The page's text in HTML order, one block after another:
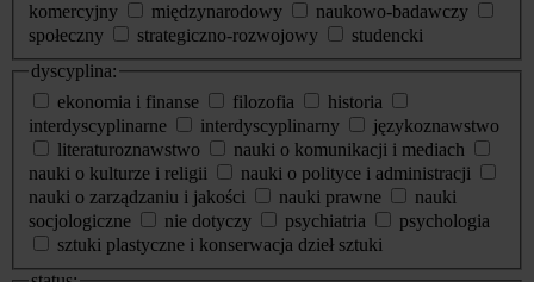
komercyjny
międzynarodowy
naukowo-badawczy
społeczny
strategiczno-rozwojowy
studencki
dyscyplina:
ekonomia i finanse
filozofia
historia
interdyscyplinarne
interdyscyplinarny
językoznawstwo
literaturoznawstwo
nauki o komunikacji i mediach
nauki o kulturze i religii
nauki o polityce i administracji
nauki o zarządzaniu i jakości
nauki prawne
nauki
socjologiczne
nie dotyczy psychiatria
psychologia
sztuki plastyczne i konserwacja dzieł sztuki